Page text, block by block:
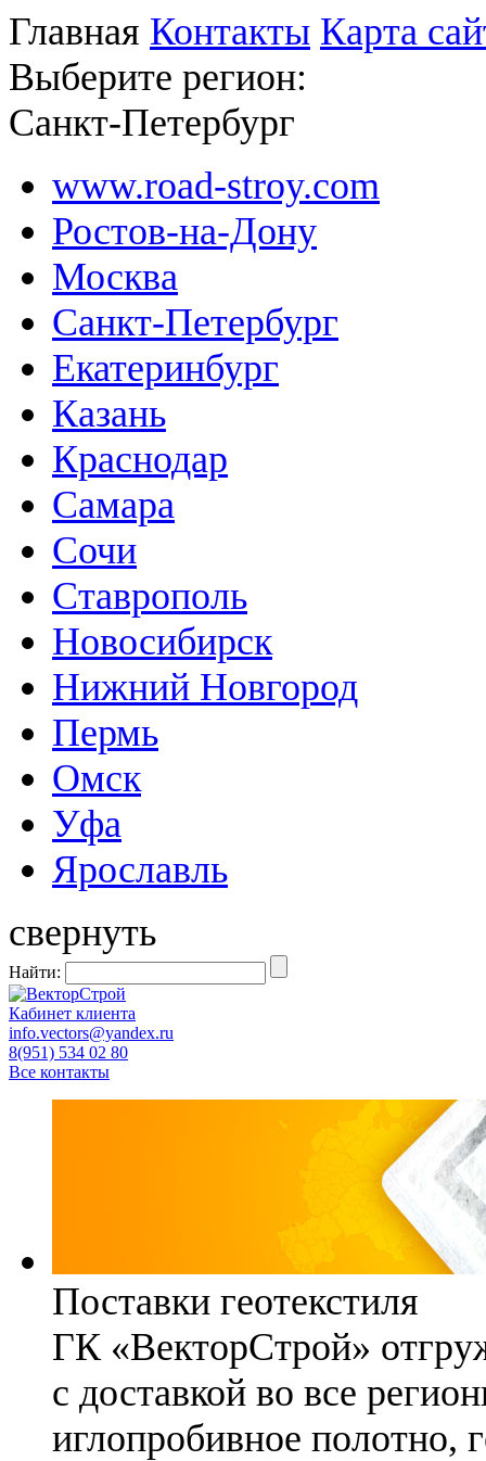
Главная Контакты Карта
Выберите регион:
Санкт-Петербург
www.road-stroy.com
Ростов-на-Дону
Москва
Санкт-Петербург
Екатеринбург
Казань
Краснодар
Самара
Сочи
Ставрополь
Новосибирск
Нижний Новгород
Пермь
Омск
Уфа
Ярославль
свернуть
Найти:
Кабинет клиента
info.vectors@yandex.ru
8(951) 534 02 80
Все контакты
Поставки геотекстиля
ГК «ВекторСтрой»
с доставкой во все
иглопробивное полотно,